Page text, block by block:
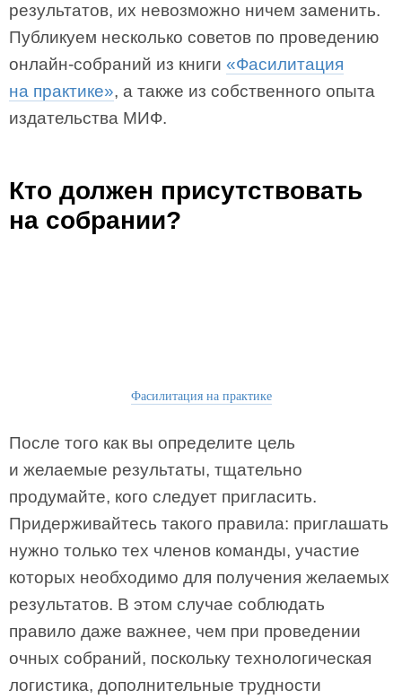
результатов, их невозможно ничем заменить.
Публикуем несколько советов по проведению
онлайн-собраний из книги «Фасилитация
на практике», а также из собственного опыта
издательства МИФ.
Кто должен присутствовать
на собрании?
Фасилитация на практике
После того как вы определите цель
и желаемые результаты, тщательно
продумайте, кого следует пригласить.
Придерживайтесь такого правила: приглашать
нужно только тех членов команды, участие
которых необходимо для получения желаемых
результатов. В этом случае соблюдать
правило даже важнее, чем при проведении
очных собраний, поскольку технологическая
логистика, дополнительные трудности